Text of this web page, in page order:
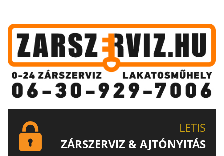
LETIS
ZÁRSZERVIZ & AJTÓNYITÁS